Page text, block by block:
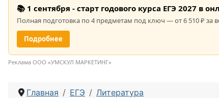
📚 1 сентября - старт годового курса ЕГЭ 2027 в
Полная подготовка по 4 предметам под ключ — от 6 510 ₽ за
Подробнее
Реклама ООО «УМСКУЛ МАРКЕТИНГ»
Главная ЕГЭ Литература